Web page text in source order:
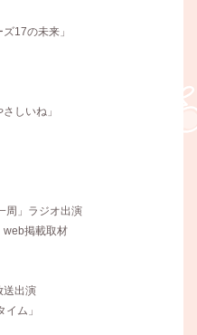
17の未来」
さしいね」
周」ラジオ出演
web掲載取材
送出演
ム」